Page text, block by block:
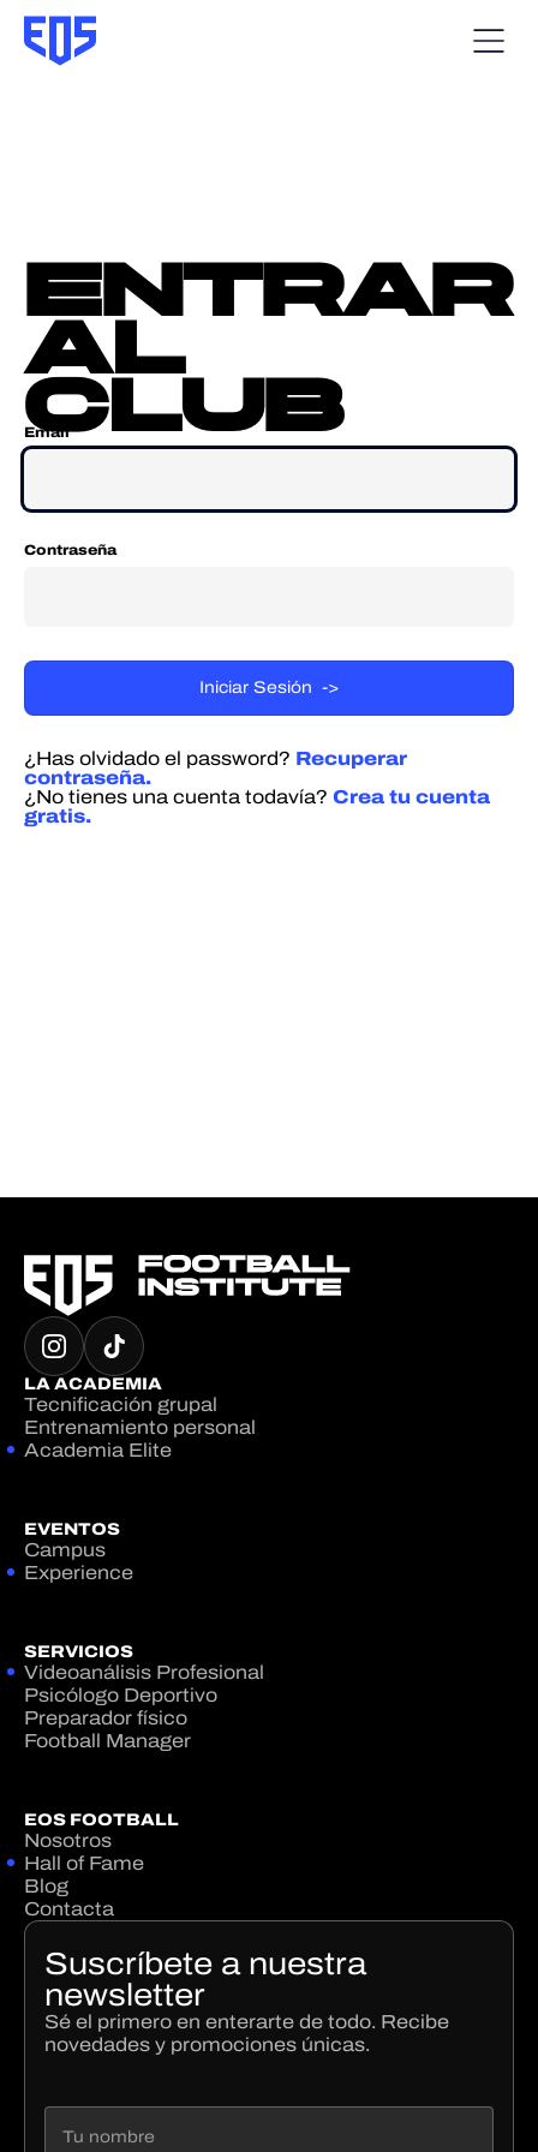
entrar
al
club
Email
Contraseña
¿Has olvidado el password? Recuperar
contraseña.
¿No tienes una cuenta todavía? Crea tu cuenta
gratis.
LA ACADEMIA
Tecnificación grupal
Entrenamiento personal
Academia Elite
EVENTOS
Campus
Experience
SERVICIOS
Videoanálisis Profesional
Psicólogo Deportivo
Preparador físico
Football Manager
EOS FOOTBALL
Nosotros
Hall of Fame
Blog
Contacta
Suscríbete a nuestra
newsletter
Sé el primero en enterarte de todo. Recibe
novedades y promociones únicas.